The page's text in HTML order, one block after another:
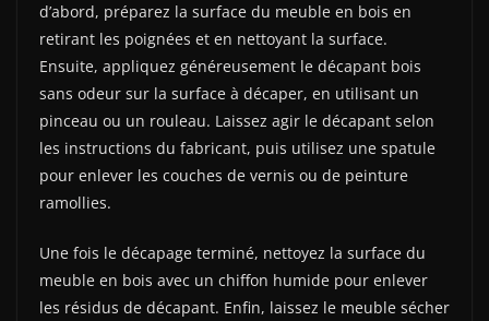
d’abord, préparez la surface du meuble en bois en
retirant les poignées et en nettoyant la surface.
Ensuite, appliquez généreusement le décapant bois
sans odeur sur la surface à décaper, en utilisant un
pinceau ou un rouleau. Laissez agir le décapant selon
les instructions du fabricant, puis utilisez une spatule
pour enlever les couches de vernis ou de peinture
ramollies.
Une fois le décapage terminé, nettoyez la surface du
meuble en bois avec un chiffon humide pour enlever
les résidus de décapant. Enfin, laissez le meuble sécher